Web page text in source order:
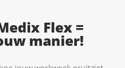
Flex =
manier!